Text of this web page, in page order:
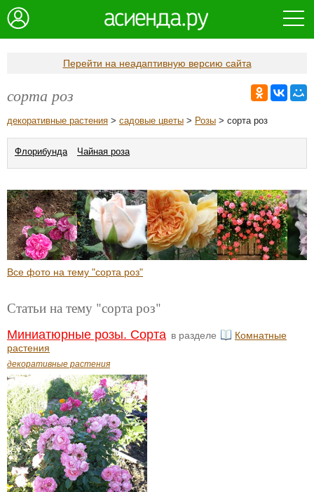
Перейти на неадаптивную версию сайта
сорта роз
декоративные растения > садовые цветы > Розы > сорта роз
Флорибунда Чайная роза
Все фото на тему "сорта роз"
Статьи на тему "сорта роз"
Миниатюрные розы. Сорта в разделе
Комнатные
растения
декоративные растения